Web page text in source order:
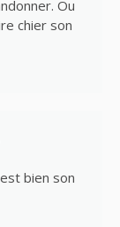
Ou
chier son
bien son